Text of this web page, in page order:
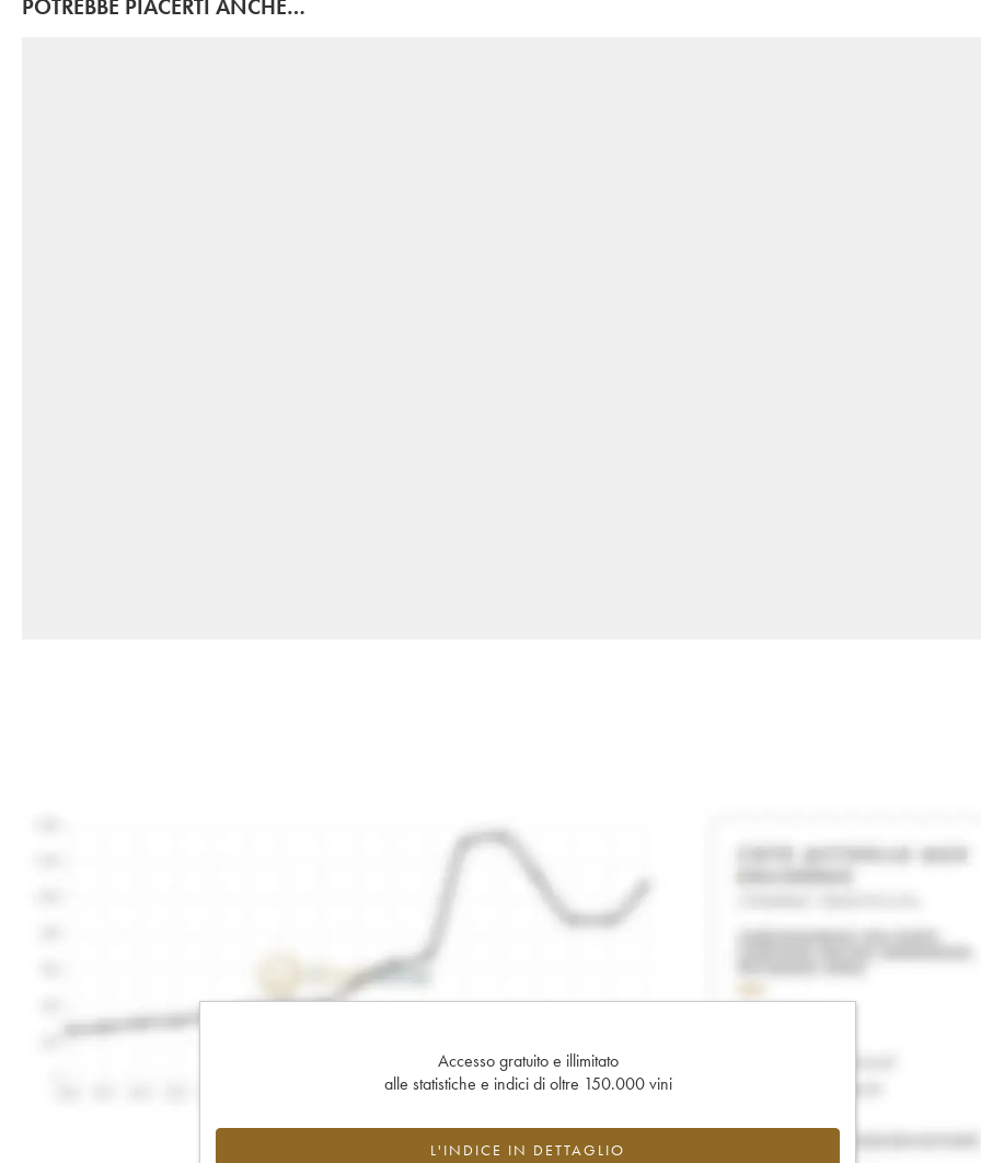
POTREBBE PIACERTI ANCHE…
Accesso gratuito e illimitato
alle statistiche e indici di oltre 150.000 vini
L'INDICE IN DETTAGLIO